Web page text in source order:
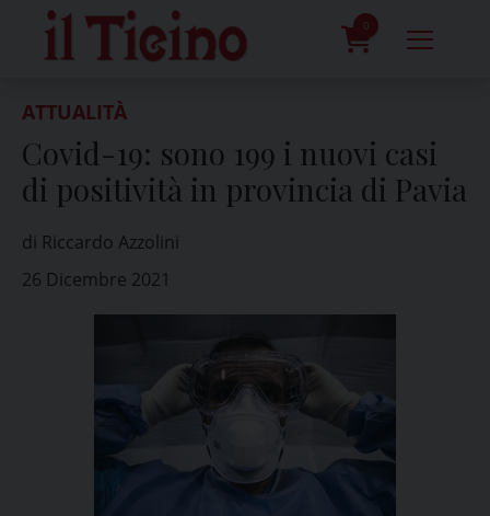
content
0
ATTUALITÀ
Covid-19: sono 199 i nuovi casi
di positività in provincia di Pavia
di Riccardo Azzolini
26 Dicembre 2021